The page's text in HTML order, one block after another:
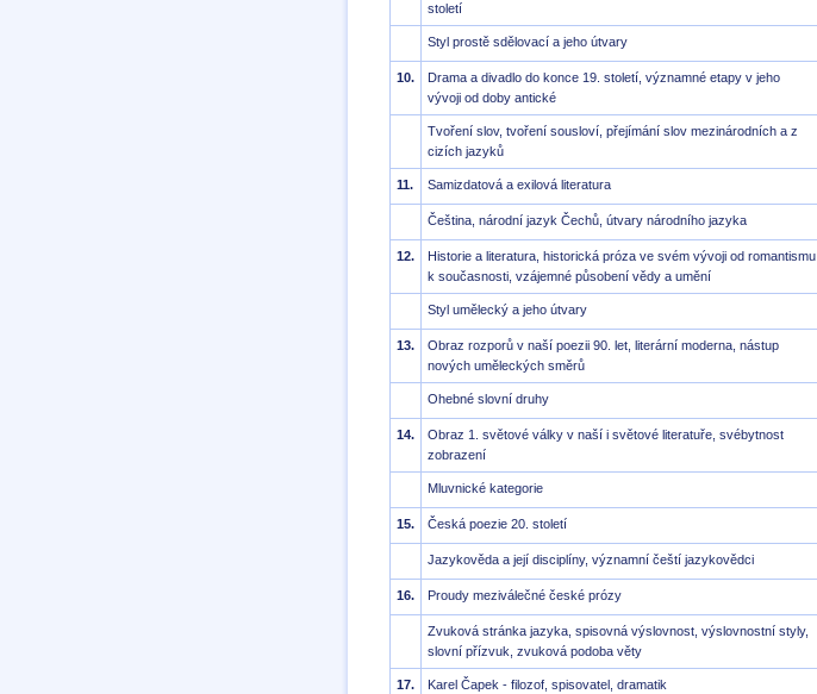
století
Styl prostě sdělovací a jeho útvary
10.
Drama a divadlo do konce 19. století, významné etapy v jeho
vývoji od doby antické
Tvoření slov, tvoření sousloví, přejímání slov mezinárodních a z
cizích jazyků
11. Samizdatová a exilová literatura
Čeština, národní jazyk Čechů, útvary národního jazyka
12.
Historie a literatura, historická próza ve svém vývoji od romantismu
k současnosti, vzájemné působení vědy a umění
Styl umělecký a jeho útvary
13.
Obraz rozporů v naší poezii 90. let, literární moderna, nástup
nových uměleckých směrů
Ohebné slovní druhy
14.
Obraz 1. světové války v naší i světové literatuře, svébytnost
zobrazení
Mluvnické kategorie
15. Česká poezie 20. století
Jazykověda a její disciplíny, významní čeští jazykovědci
16. Proudy meziválečné české prózy
Zvuková stránka jazyka, spisovná výslovnost, výslovnostní styly,
slovní přízvuk, zvuková podoba věty
17. Karel Čapek - filozof, spisovatel, dramatik